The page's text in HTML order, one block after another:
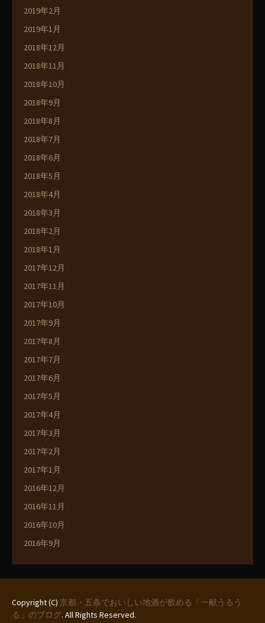
2019年2月
2019年1月
2018年12月
2018年11月
2018年10月
2018年9月
2018年8月
2018年7月
2018年6月
2018年5月
2018年4月
2018年3月
2018年2月
2018年1月
2017年12月
2017年11月
2017年10月
2017年9月
2017年8月
2017年7月
2017年6月
2017年5月
2017年4月
2017年3月
2017年2月
2017年1月
2016年12月
2016年11月
2016年10月
2016年9月
Copyright (C) 京都・五条でおいしい地酒が飲める「一献うるう
る」のブログ. All Rights Reserved.